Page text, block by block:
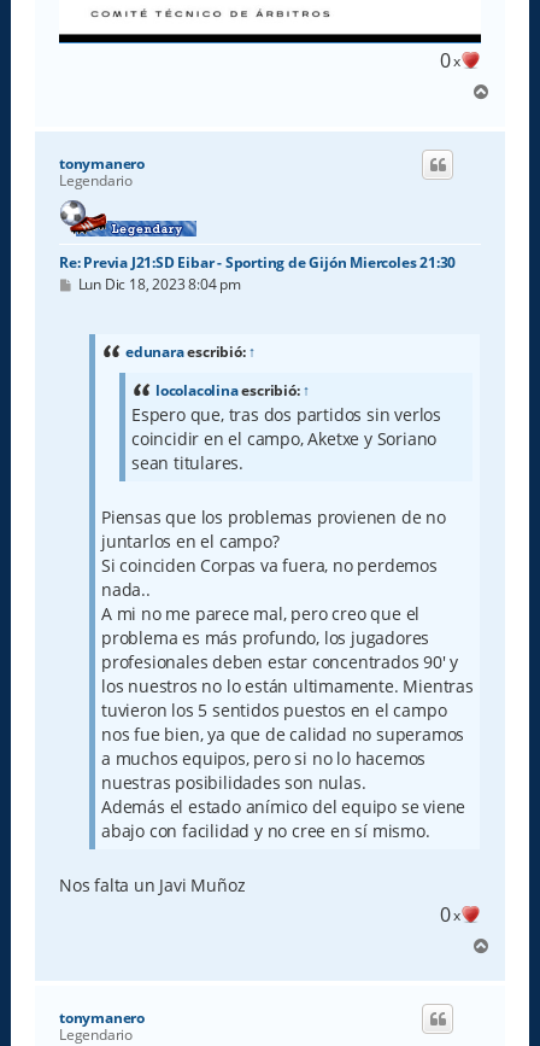
0x
r
tonymanero
Legendario
Re: Previa J21:SD Eibar - Sporting de Gijón Miercoles 21:30
M
Lun Dic 18, 2023 8:04 pm
edunaraescribió:↑
locolacolinaescribió:↑
Espero que, tras dos partidos sin verlos
coincidir en el campo, Aketxe y Soriano
sean titulares.
Piensas que los problemas provienen de no
juntarlos en el campo?
Si coinciden Corpas va fuera, no perdemos
nada..
A mi no me parece mal, pero creo que el
problema es más profundo, los jugadores
profesionales deben estar concentrados 90' y
los nuestros no lo están ultimamente. Mientras
tuvieron los 5 sentidos puestos en el campo
nos fue bien, ya que de calidad no superamos
a muchos equipos, pero si no lo hacemos
nuestras posibilidades son nulas.
Además el estado anímico del equipo se viene
abajo con facilidad y no cree en sí mismo.
Nos falta un Javi Muñoz
0x
r
tonymanero
Legendario